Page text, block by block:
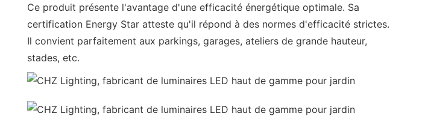
Ce produit présente l'avantage d'une efficacité énergétique optimale. Sa
certification Energy Star atteste qu'il répond à des normes d'efficacité strictes.
Il convient parfaitement aux parkings, garages, ateliers de grande hauteur,
stades, etc.